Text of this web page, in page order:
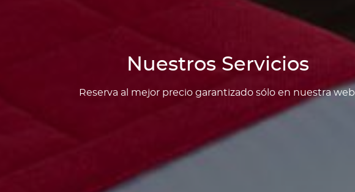
Nuestros Servicios
Reserva al mejor precio garantizado sólo en nuestra